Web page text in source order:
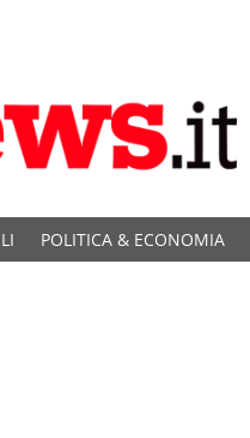
POLITICA & ECONOMIA